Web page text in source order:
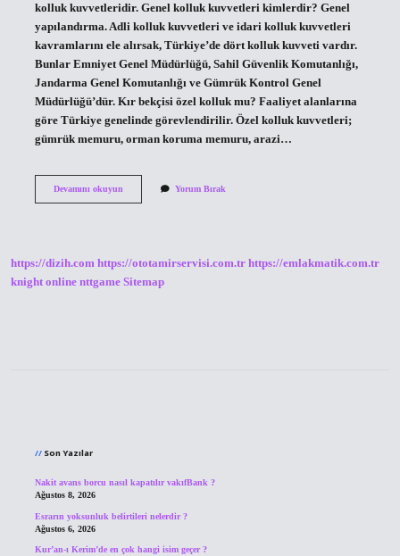
kolluk kuvvetleridir. Genel kolluk kuvvetleri kimlerdir? Genel
yapılandırma. Adli kolluk kuvvetleri ve idari kolluk kuvvetleri
kavramlarını ele alırsak, Türkiye’de dört kolluk kuvveti vardır.
Bunlar Emniyet Genel Müdürlüğü, Sahil Güvenlik Komutanlığı,
Jandarma Genel Komutanlığı ve Gümrük Kontrol Genel
Müdürlüğü’dür. Kır bekçisi özel kolluk mu? Faaliyet alanlarına
göre Türkiye genelinde görevlendirilir. Özel kolluk kuvvetleri;
gümrük memuru, orman koruma memuru, arazi…
Devamını okuyunGenel
Kimlerdir
Yorum Bırak
https://dizih.com https://ototamirservisi.com.tr https://emlakmatik.com.tr
knight online nttgame Sitemap
Son Yazılar
Nakit avans borcu nasıl kapatılır vakıfBank ?
Ağustos 8, 2026
Esrarın yoksunluk belirtileri nelerdir ?
Ağustos 6, 2026
Kur’an-ı Kerim’de en çok hangi isim geçer ?